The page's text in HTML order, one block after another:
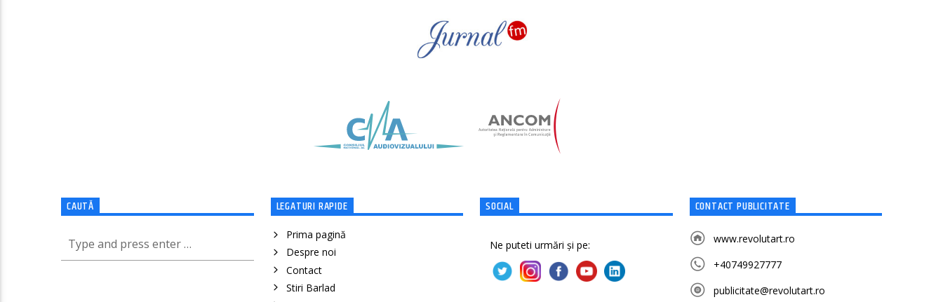
CAUTĂ LEGATURI RAPIDE
Prima pagină
Despre noi
Contact
Stiri Barlad
SOCIAL
Ne puteti urmări și pe:
CONTACT PUBLICITATE
www.revolutart.ro
+40749927777
publicitate@revolutart.ro